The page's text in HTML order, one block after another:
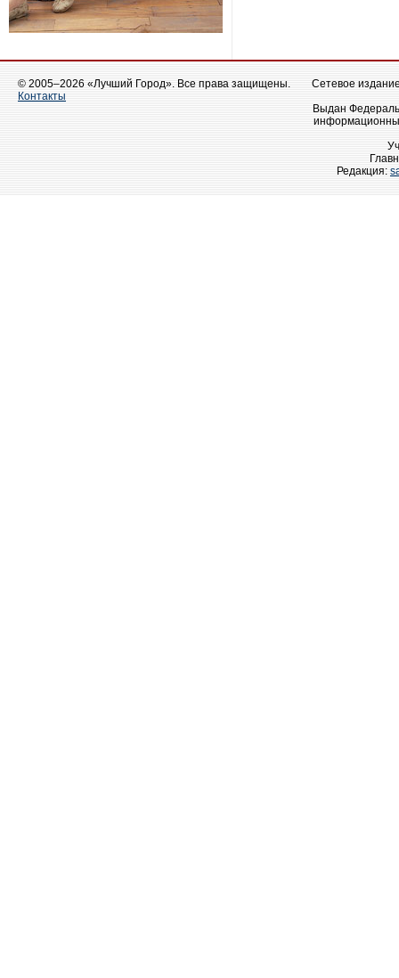
© 2005–2026 «Лучший Город». Все права защищены.
Контакты
Сетевое
Выдан
Редакция: